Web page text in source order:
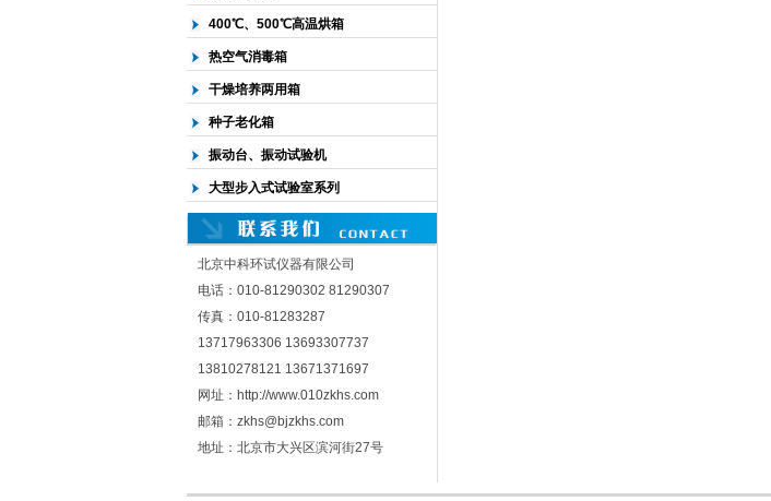
400℃、500℃高温烘箱
热空气消毒箱
干燥培养两用箱
种子老化箱
振动台、振动试验机
大型步入式试验室系列
北京中科环试仪器有限公司
电话：010-81290302 81290307
传真：010-81283287
13717963306 13693307737
13810278121 13671371697
网址：http://www.010zkhs.com
邮箱：zkhs@bjzkhs.com
地址：北京市大兴区滨河街27号